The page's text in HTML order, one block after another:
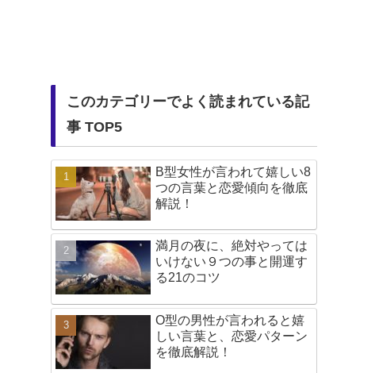
このカテゴリーでよく読まれている記
事 TOP5
B型女性が言われて嬉しい8
つの言葉と恋愛傾向を徹底
解説！
満月の夜に、絶対やっては
いけない９つの事と開運す
る21のコツ
O型の男性が言われると嬉
しい言葉と、恋愛パターン
を徹底解説！